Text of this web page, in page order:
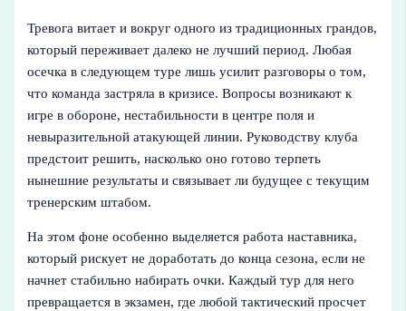
Тревога витает и вокруг одного из традиционных грандов,
который переживает далеко не лучший период. Любая
осечка в следующем туре лишь усилит разговоры о том,
что команда застряла в кризисе. Вопросы возникают к
игре в обороне, нестабильности в центре поля и
невыразительной атакующей линии. Руководству клуба
предстоит решить, насколько оно готово терпеть
нынешние результаты и связывает ли будущее с текущим
тренерским штабом.
На этом фоне особенно выделяется работа наставника,
который рискует не доработать до конца сезона, если не
начнет стабильно набирать очки. Каждый тур для него
превращается в экзамен, где любой тактический просчет